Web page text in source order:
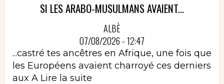
SI LES ARABO-MUSULMANS AVAIENT...
ALBÈ
07/08/2026 - 12:47
...castré tes ancêtres en Afrique, une fois que
les Européens avaient charroyé ces derniers
aux A Lire la suite